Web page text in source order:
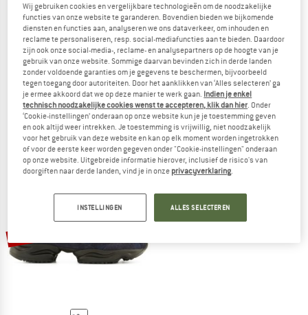
BÄR
Women's Bergkomfort Wanderschuh
Multisportschoenen
€ 278,95€ 209,21
5,0(1)
BÄR
Easyrun
Multisportschoenen
€ 228,95€ 148,82
5,0(2)
Wij gebruiken cookies en vergelijkbare technologieën om de noodzakelijke
functies van onze website te garanderen. Bovendien bieden we bijkomende
diensten en functies aan, analyseren we ons dataverkeer, om inhouden en
reclame te personaliseren, resp. social-mediafuncties aan te bieden. Daardoor
zijn ook onze social-media-, reclame- en analysepartners op de hoogte van je
gebruik van onze website. Sommige daarvan bevinden zich in derde landen
zonder voldoende garanties om je gegevens te beschermen, bijvoorbeeld
tegen toegang door autoriteiten. Door het aanklikken van ‘Alles selecteren’ ga
je ermee akkoord dat we op deze manier te werk gaan. Indien je enkel
technisch noodzakelijke cookies wenst te accepteren, klik dan hier . Onder
‘Cookie-instellingen’ onderaan op onze website kun je je toestemming geven
en ook altijd weer intrekken. Je toestemming is vrijwillig, niet noodzakelijk
voor het gebruik van deze website en kan op elk moment worden ingetrokken
of voor de eerste keer worden gegeven onder "Cookie-instellingen" onderaan
op onze website. Uitgebreide informatie hierover, inclusief de risico's van
doorgiften naar derde landen, vind je in onze privacyverklaring
INSTELLINGEN ALLES SELECTEREN